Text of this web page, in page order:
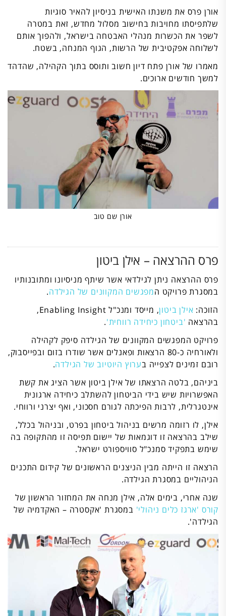
אורן פרס את משנתו האישית בניסיון להאיר סוגיות
שלתפיסתו מחויבות בחישוב מסלול מחדש, זאת במטרה
לשפר את הכשרות מנהלי האבטחה בישראל, ולהפוך אותם
לשלוחה אפקטיבית של הרשות, הגוף המנחה, בשטח.
מאמרו של אורן פתח דיון חשוב ותוסס בתוך הקהילה, שהדהד
למשך חודשים ארוכים.
אורן שם טוב
פרס ההרצאה – אילן ביטון
פרס ההרצאה ניתן לגילדאי אשר שיתף מניסיונו ומתובנותיו
במסגרת פרויקט המפגשים המקוונים של הגילדה.
הזוכה: אילן ביטון
, מייסד ומנכ"ל Enabling Insight,
בהרצאה 'ביטחון כיחידה רווחית'.
פרויקט המפגשים המקוונים של הגילדה סיפק לקהילה
ולאורחיה כ-80 הרצאות ופאנלים אשר שודרו בזום ובפייסבוק,
רובם זמינים לצפייה בערוץ היוטיוב של הגילדה.
ביניהם, בלטה הרצאתו של אילן ביטון אשר הציג את קשת
האפשרויות שיש בידי הביטחון להשתלב כיחידה ארגונית
אינטגרלית, לרבות הפיכתה לגורם חסכוני, ואף יצרני ורווחי.
אילן, לו רזומה מרשים בניהול ביטחון בפרט, ובניהול בכלל,
שילב בהרצאה זו דוגמאות של יישום תפיסה זו מהתקופה בה
שימש בתפקיד סמנכ"ל סוויספורט ישראל.
הרצאה זו הייתה מבין הניצנים הראשונים של קידום התכנים
הניהוליים במסגרת הגילדה.
שנה אחרי, בימים אלה, אילן מנחה את המחזור הראשון של
קורס 'ארגז כלים ניהולי' במסגרת 'אקסטרה – האקדמיה של
הגילדה'.